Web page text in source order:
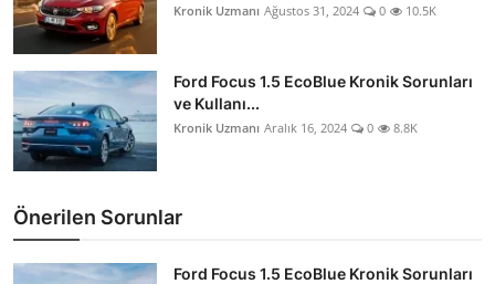
Kronik Uzmanı Ağustos 31, 2024 0 10.5K
Ford Focus 1.5 EcoBlue Kronik Sorunları
ve Kullanı...
Kronik Uzmanı Aralık 16, 2024 0 8.8K
Önerilen Sorunlar
Ford Focus 1.5 EcoBlue Kronik Sorunları